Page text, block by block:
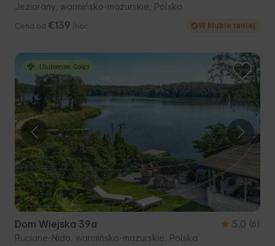
Jeziorany, warmińsko-mazurskie, Polska
Cena od €139 /noc W klubie taniej
Ulubieniec Gości
Dom Wiejska 39a 5.0 (6)
Ruciane-Nida, warmińsko-mazurskie, Polska